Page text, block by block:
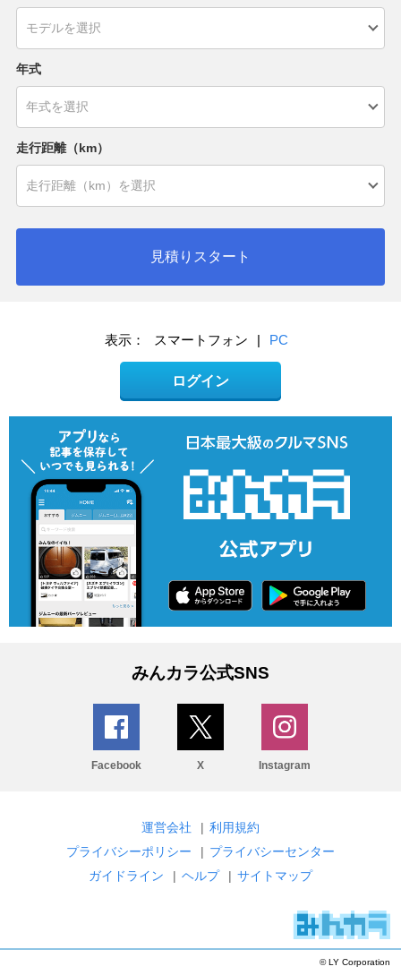
年式
走行距離（km）
見積りスタート
表示： スマートフォン PC
ログイン
みんカラ公式SNS
Facebook X Instagram
運営会社 | 利用規約
プライバシーポリシー
| プライバシーセンター
ガイドライン
| ヘルプ | サイトマップ
© LY Corporation